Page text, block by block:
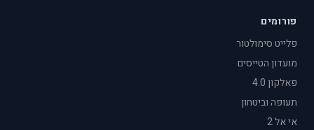
פורומים
פלייט סימולטור
מועדון הטייסים
פאלקון 4.0
תעופה וביטחון
אי אל 2